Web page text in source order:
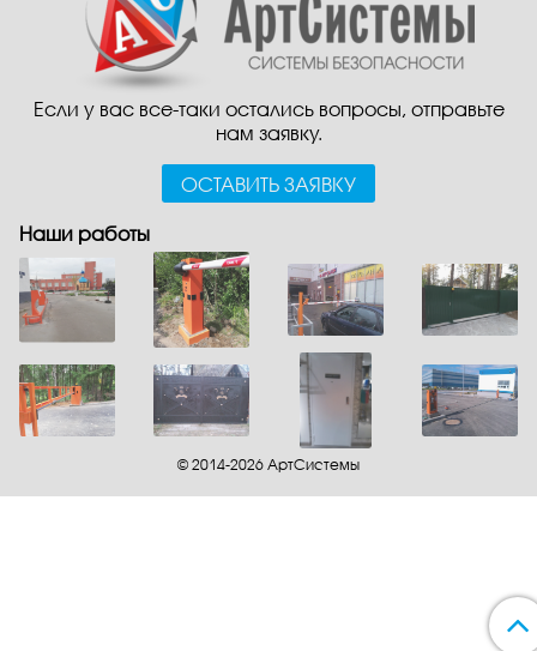
Если у вас все-таки остались вопросы, отправьте
нам заявку.
ОСТАВИТЬ ЗАЯВКУ
Наши работы
© 2014-2026 АртСистемы